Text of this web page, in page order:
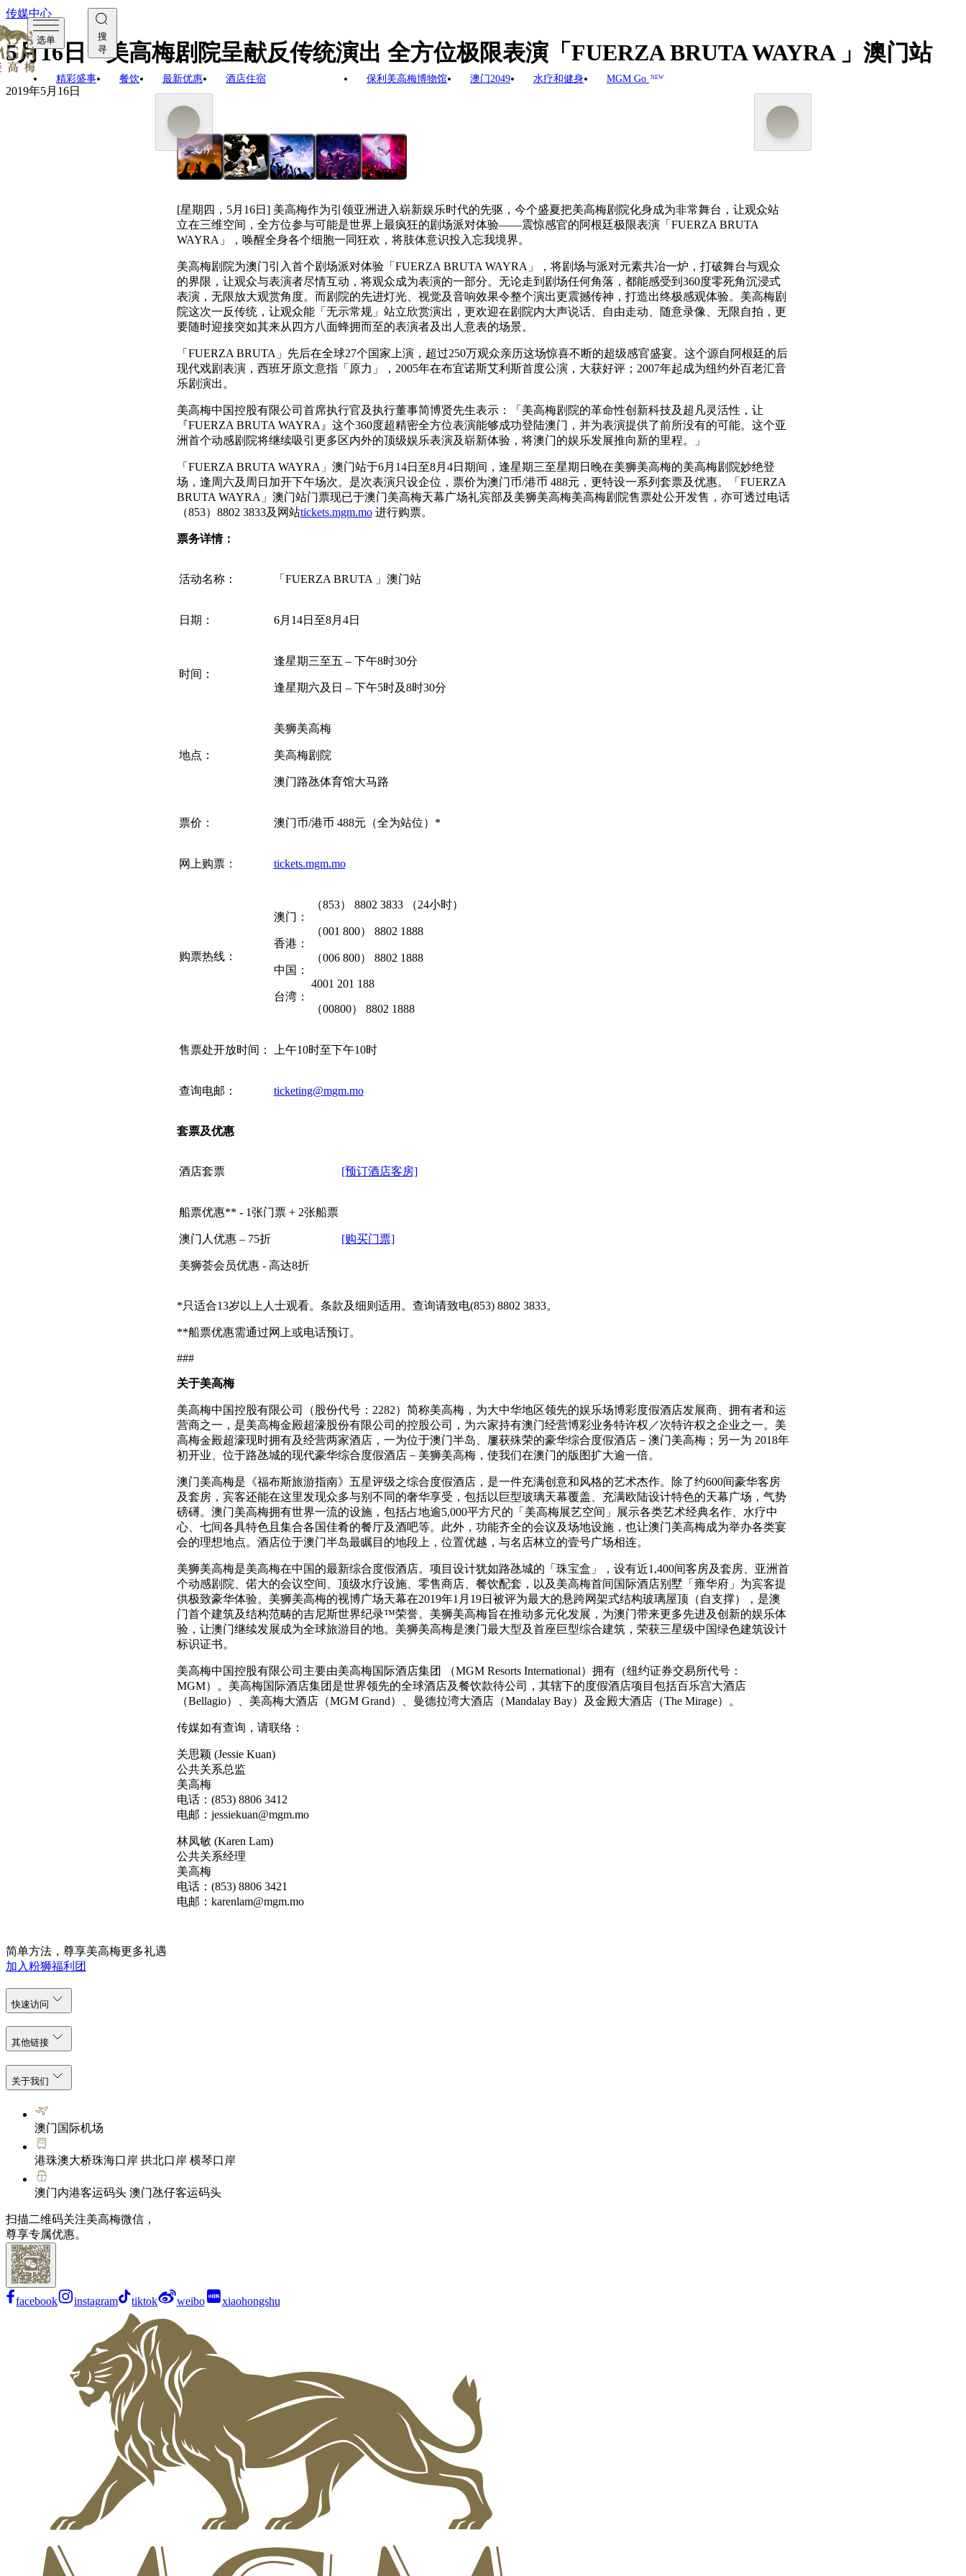
选单
搜
寻
精彩盛事 餐饮 最新优惠 酒店住宿 保利美高梅博物馆 澳门2049 水疗和健身 MGM Go NEW
传媒中心
5月16日 - 美高梅剧院呈献反传统演出 全方位极限表演「FUERZA BRUTA WAYRA 」澳门站
2019年5月16日
[星期四，5月16日] 美高梅作为引领亚洲进入崭新娱乐时代的先驱，今个盛夏把美高梅剧院化身成为非常舞台，让观众站
立在三维空间，全方位参与可能是世界上最疯狂的剧场派对体验——震惊感官的阿根廷极限表演「FUERZA BRUTA
WAYRA」，唤醒全身各个细胞一同狂欢，将肢体意识投入忘我境界。
美高梅剧院为澳门引入首个剧场派对体验「FUERZA BRUTA WAYRA」，将剧场与派对元素共冶一炉，打破舞台与观众
的界限，让观众与表演者尽情互动，将观众成为表演的一部分。无论走到剧场任何角落，都能感受到360度零死角沉浸式
表演，无限放大观赏角度。而剧院的先进灯光、视觉及音响效果令整个演出更震撼传神，打造出终极感观体验。美高梅剧
院这次一反传统，让观众能「无示常规」站立欣赏演出，更欢迎在剧院内大声说话、自由走动、随意录像、无限自拍，更
要随时迎接突如其来从四方八面蜂拥而至的表演者及出人意表的场景。
「FUERZA BRUTA」先后在全球27个国家上演，超过250万观众亲历这场惊喜不断的超级感官盛宴。这个源自阿根廷的后
现代戏剧表演，西班牙原文意指「原力」，2005年在布宜诺斯艾利斯首度公演，大获好评；2007年起成为纽约外百老汇音
乐剧演出。
美高梅中国控股有限公司首席执行官及执行董事简博贤先生表示：「美高梅剧院的革命性创新科技及超凡灵活性，让
『FUERZA BRUTA WAYRA』这个360度超精密全方位表演能够成功登陆澳门，并为表演提供了前所没有的可能。这个亚
洲首个动感剧院将继续吸引更多区内外的顶级娱乐表演及崭新体验，将澳门的娱乐发展推向新的里程。」
「FUERZA BRUTA WAYRA」澳门站于6月14日至8月4日期间，逢星期三至星期日晚在美狮美高梅的美高梅剧院妙绝登
场，逢周六及周日加开下午场次。是次表演只设企位，票价为澳门币/港币 488元，更特设一系列套票及优惠。「FUERZA
BRUTA WAYRA」澳门站门票现已于澳门美高梅天幕广场礼宾部及美狮美高梅美高梅剧院售票处公开发售，亦可透过电话
（853）8802 3833及网站tickets.mgm.mo进行购票。
票务详情：
活动名称： 「FUERZA BRUTA 」澳门站
日期： 6月14日至8月4日
时间：
逢星期三至五 – 下午8时30分
逢星期六及日 – 下午5时及8时30分
地点：
美狮美高梅
美高梅剧院
澳门路氹体育馆大马路
票价： 澳门币/港币 488元（全为站位）*
网上购票： tickets.mgm.mo
购票热线：
澳门：
香港：
中国：
台湾：
（853） 8802 3833 （24小时）
（001 800） 8802 1888
（006 800） 8802 1888
4001 201 188
（00800） 8802 1888
售票处开放时间： 上午10时至下午10时
查询电邮： ticketing@mgm.mo
套票及优惠
酒店套票 [预订酒店客房]
船票优惠** - 1张门票 + 2张船票
澳门人优惠 – 75折
美狮荟会员优惠 - 高达8折
[购买门票]
*只适合13岁以上人士观看。条款及细则适用。查询请致电(853) 8802 3833。
**船票优惠需通过网上或电话预订。
###
关于美高梅
美高梅中国控股有限公司（股份代号：2282）简称美高梅，为大中华地区领先的娱乐场博彩度假酒店发展商、拥有者和运
营商之一，是美高梅金殿超濠股份有限公司的控股公司，为六家持有澳门经营博彩业务特许权／次特许权之企业之一。美
高梅金殿超濠现时拥有及经营两家酒店，一为位于澳门半岛、屢获殊荣的豪华综合度假酒店－澳门美高梅；另一为 2018年
初开业、位于路氹城的现代豪华综合度假酒店－美狮美高梅，使我们在澳门的版图扩大逾一倍。
澳门美高梅是《福布斯旅游指南》五星评级之综合度假酒店，是一件充满创意和风格的艺术杰作。除了约600间豪华客房
及套房，宾客还能在这里发现众多与别不同的奢华享受，包括以巨型玻璃天幕覆盖、充满欧陆设计特色的天幕广场，气势
磅礡。澳门美高梅拥有世界一流的设施，包括占地逾5,000平方尺的「美高梅展艺空间」展示各类艺术经典名作、水疗中
心、七间各具特色且集合各国佳肴的餐厅及酒吧等。此外，功能齐全的会议及场地设施，也让澳门美高梅成为举办各类宴
会的理想地点。酒店位于澳门半岛最瞩目的地段上，位置优越，与名店林立的壹号广场相连。
美狮美高梅是美高梅在中国的最新综合度假酒店。项目设计犹如路氹城的「珠宝盒」，设有近1,400间客房及套房、亚洲首
个动感剧院、偌大的会议空间、顶级水疗设施、零售商店、餐饮配套，以及美高梅首间国际酒店别墅「雍华府」为宾客提
供极致豪华体验。美狮美高梅的视博广场天幕在2019年1月19日被评为最大的悬跨网架式结构玻璃屋顶（自支撑），是澳
门首个建筑及结构范畴的吉尼斯世界纪录™荣誉。美狮美高梅旨在推动多元化发展，为澳门带来更多先进及创新的娱乐体
验，让澳门继续发展成为全球旅游目的地。美狮美高梅是澳门最大型及首座巨型综合建筑，荣获三星级中国绿色建筑设计
标识证书。
美高梅中国控股有限公司主要由美高梅国际酒店集团 （MGM Resorts International）拥有（纽约证券交易所代号：
MGM）。美高梅国际酒店集团是世界领先的全球酒店及餐饮款待公司，其辖下的度假酒店项目包括百乐宫大酒店
（Bellagio）、美高梅大酒店（MGM Grand）、曼德拉湾大酒店（Mandalay Bay）及金殿大酒店（The Mirage）。
传媒如有查询，请联络：
关思颖 (Jessie Kuan)
公共关系总监
美高梅
电话：(853) 8806 3412
电邮：jessiekuan@mgm.mo
林凤敏 (Karen Lam)
公共关系经理
美高梅
电话：(853) 8806 3421
电邮：karenlam@mgm.mo
简单方法，尊享美高梅更多礼遇
加入粉狮福利团
快速访问
其他链接
关于我们
澳门国际机场
港珠澳大桥珠海口岸 拱北口岸 横琴口岸
澳门内港客运码头 澳门氹仔客运码头
扫描二维码关注美高梅微信，
尊享专属优惠。
facebook instagram tiktok weibo xiaohongshu